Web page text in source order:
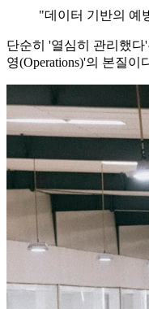
"데이터 기반의 예
단순히 '열심히 관리했
영(Operations)'의 본질이